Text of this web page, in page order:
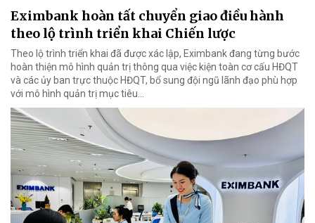
Eximbank hoàn tất chuyển giao điều hành
theo lộ trình triển khai Chiến lược
Theo lộ trình triển khai đã được xác lập, Eximbank đang từng bước
hoàn thiện mô hình quản trị thông qua việc kiện toàn cơ cấu HĐQT
và các ủy ban trực thuộc HĐQT, bổ sung đội ngũ lãnh đạo phù hợp
với mô hình quản trị mục tiêu...